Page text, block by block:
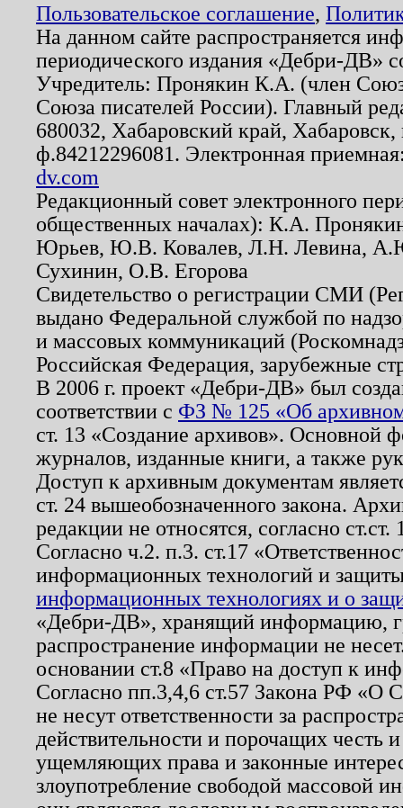
Пользовательское соглашение,
На данном сайте распространяется
периодического издания «Дебри-ДВ»
Учредитель: Пронякин К.А. (член
Союза писателей России). Главный
680032, Хабаровский край,
ф.84212296081. Электронная
dv.com
Редакционный совет электронного
общественных началах): К.А.
Юрьев, Ю.В. Ковалев, Л.Н. Левина,
Сухинин, О.В. Егорова
Свидетельство о регистрации СМИ
выдано Федеральной службой по
и массовых коммуникаций
Российская Федерация, зарубежные
В 2006 г. проект «Дебри-ДВ» был
соответствии с ФЗ № 125 «Об
ст. 13 «Создание архивов». Основной
журналов, изданные книги, а также
Доступ к архивным документам
ст. 24 вышеобозначенного закона.
редакции не относятся, согласно
Согласно ч.2. п.3. ст.17
информационных технологий и
информационных технологиях и о
«Дебри-ДВ», хранящий информацию,
распространение информации не
основании ст.8 «Право на доступ к
Согласно пп.3,4,6 ст.57 Закона РФ «О
не несут ответственности за
действительности и порочащих честь
ущемляющих права и законные
злоупотребление свободой массовой